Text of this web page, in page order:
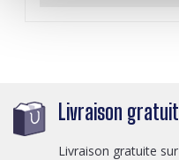
Livraison
Livraison gratuite